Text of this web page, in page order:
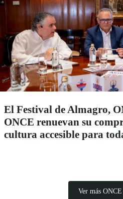
El Festival de Almagro,
ONCE renuevan su
cultura accesible para
Ver más ONCE